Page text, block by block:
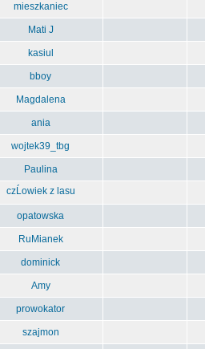
mieszkaniec
Mati J
kasiul
bboy
Magdalena
ania
wojtek39_tbg
Paulina
czĹowiek z lasu
opatowska
RuMianek
dominick
Amy
prowokator
szajmon